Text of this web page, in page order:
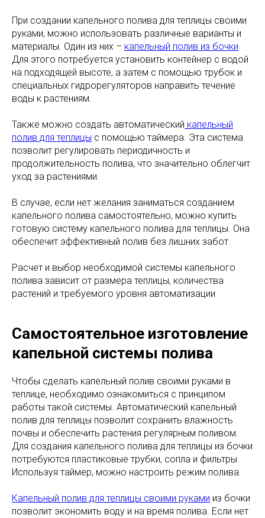
При создании капельного полива для теплицы своими
руками, можно использовать различные варианты и
материалы. Один из них – капельный полив из бочки.
Для этого потребуется установить контейнер с водой
на подходящей высоте, а затем с помощью трубок и
специальных гидрорегуляторов направить течение
воды к растениям.
Также можно создать автоматический капельный
полив для теплицы с помощью таймера. Эта система
позволит регулировать периодичность и
продолжительность полива, что значительно облегчит
уход за растениями.
В случае, если нет желания заниматься созданием
капельного полива самостоятельно, можно купить
готовую систему капельного полива для теплицы. Она
обеспечит эффективный полив без лишних забот.
Расчет и выбор необходимой системы капельного
полива зависит от размера теплицы, количества
растений и требуемого уровня автоматизации
Самостоятельное изготовление
капельной системы полива
Чтобы сделать капельный полив своими руками в
теплице, необходимо ознакомиться с принципом
работы такой системы. Автоматический капельный
полив для теплицы позволит сохранить влажность
почвы и обеспечить растения регулярным поливом.
Для создания капельного полива для теплицы из бочки
потребуются пластиковые трубки, сопла и фильтры.
Используя таймер, можно настроить режим полива.
Капельный полив для теплицы своими руками из бочки
позволит экономить воду и на время полива. Если нет